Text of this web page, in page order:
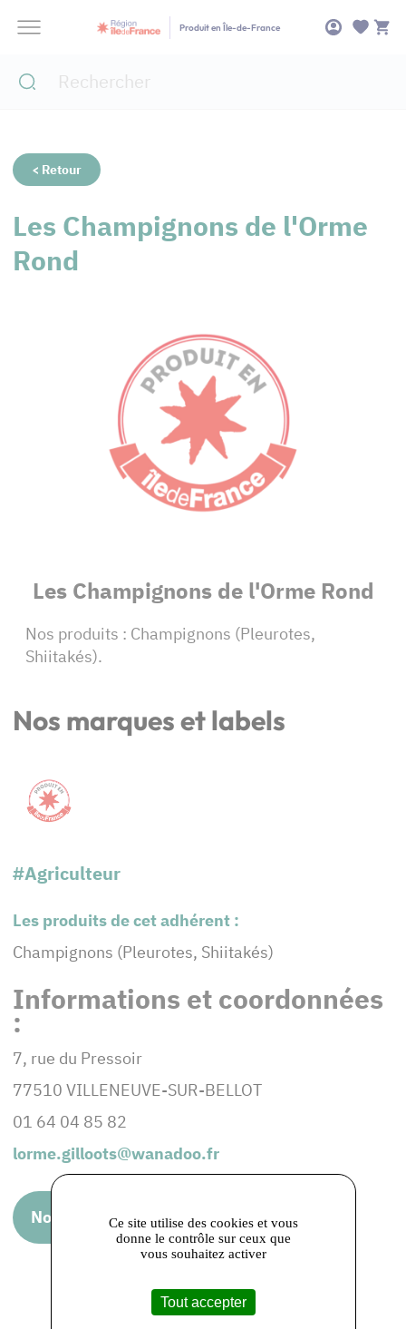
Produit en Île-de-France
< Retour
Les Champignons de l'Orme
Rond
Les Champignons de l'Orme Rond
Nos produits : Champignons (Pleurotes,
Shiitakés).
Nos marques et labels
#Agriculteur
Les produits de cet adhérent :
Champignons (Pleurotes, Shiitakés)
Informations et coordonnées
:
7, rue du Pressoir
77510 VILLENEUVE-SUR-BELLOT
01 64 04 85 82
lorme.gilloots@wanadoo.fr
Nous rendre visite
Retour sur la liste des adhérents
Ce site utilise des cookies et vous
donne le contrôle sur ceux que
vous souhaitez activer
Tout accepter